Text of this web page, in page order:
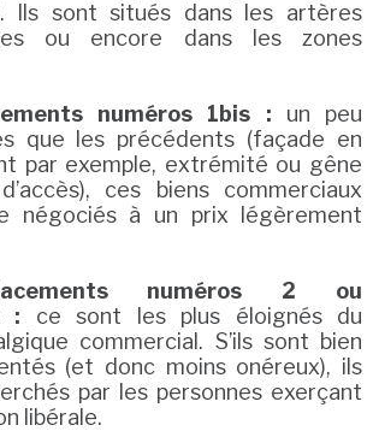
Ils sont situés dans les artères
ou encore dans les zones
numéros 1bis : un peu
que les précédents (façade en
par exemple, extrémité ou gêne
ces biens commerciaux
négociés à un prix légèrement
numéros 2 ou
: ce sont les plus éloignés du
commercial. S’ils sont bien
(et donc moins onéreux), ils
par les personnes exerçant
libérale.